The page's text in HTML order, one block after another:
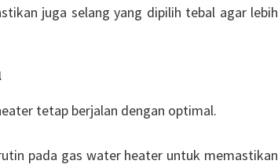
juga selang yang dipilih tebal agar lebih
tetap berjalan dengan optimal.
pada gas water heater untuk memastikan